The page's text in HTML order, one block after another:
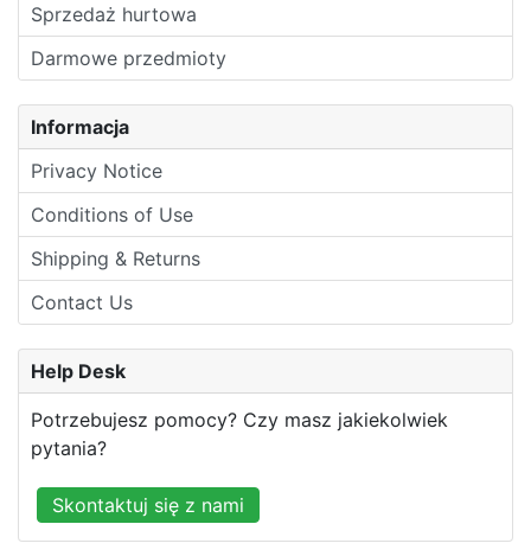
Sprzedaż hurtowa
Darmowe przedmioty
Informacja
Privacy Notice
Conditions of Use
Shipping & Returns
Contact Us
Help Desk
Potrzebujesz pomocy? Czy masz jakiekolwiek
pytania?
Skontaktuj się z nami